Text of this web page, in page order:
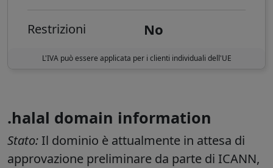
Restrizioni No
L'IVA può essere applicata per i clienti individuali dell'UE
.halal domain information
Stato: Il dominio è attualmente in attesa di
approvazione preliminare da parte di ICANN,